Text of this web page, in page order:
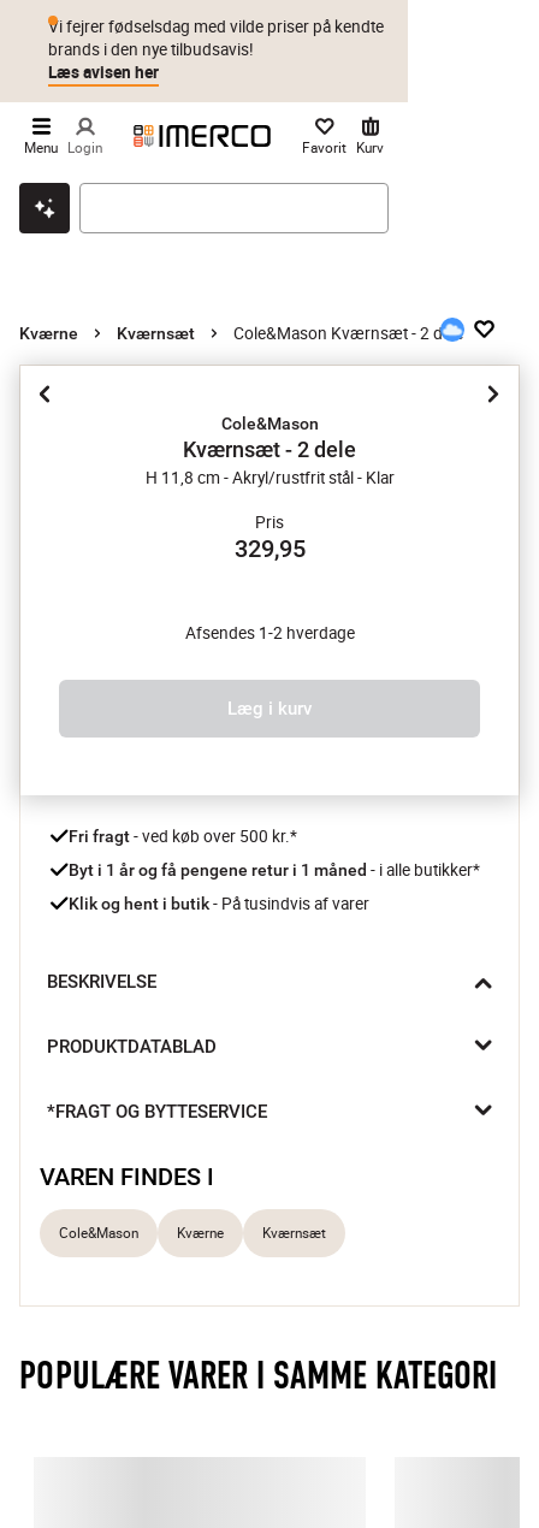
Klik & hent Byt i 1 år Prismatch
Vi fejrer fødselsdag med vilde priser på kendte
brands i den nye tilbudsavis!
Læs avisen her
Menu Login Favorit Kurv
Kværne Kværnsæt Cole&Mason Kværnsæt - 2 dele
Cole&Mason
Kværnsæt - 2 dele
H 11,8 cm - Akryl/rustfrit stål - Klar
Pris
329,95
Afsendes 1-2 hverdage
Læg i kurv
Fri fragt - ved køb over 500 kr.*
Byt i 1 år og få pengene retur i 1 måned - i alle butikker*
Klik og hent i butik - På tusindvis af varer
BESKRIVELSE
redskab til dit køkken. Det elegante design i klart akryl og metal
kværningen fra fin til grov ved blot at dreje på toppen, og oplev
Stilrent design
Holdbart akryl
PRODUKTDATABLAD
*FRAGT OG BYTTESERVICE
VAREN FINDES I
Cole&Mason Kværne Kværnsæt
POPULÆRE VARER I SAMME KATEGORI